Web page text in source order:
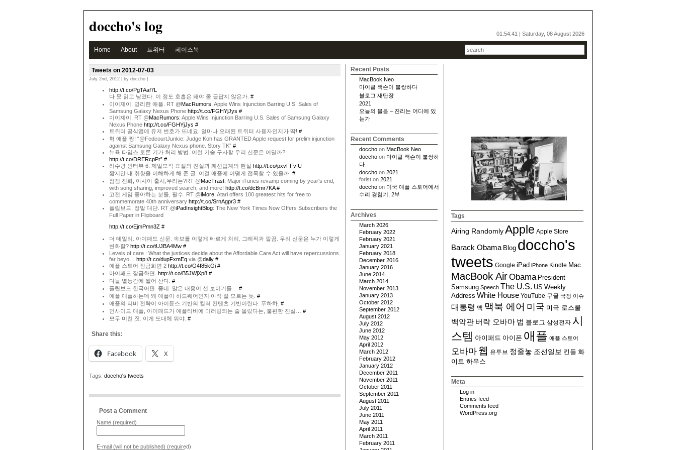
doccho's log 01:54:41 | Saturday, 08 August 2026
Home About 트위터 페이스북
Tweets on 2012-07-03
July 2nd, 2012 | by doccho |
http://t.co/PgTAaf7L
다 못 읽고 남겼다. 이 정도 호흡은 돼야 좀 글답지 않은가. #
이이제이. 영리한 애플. RT @MacRumors: Apple Wins Injunction Barring U.S. Sales of
Samsung Galaxy Nexus Phone http://t.co/FGHYjJys #
이이제이. RT @MacRumors: Apple Wins Injunction Barring U.S. Sales of Samsung Galaxy
Nexus Phone http://t.co/FGHYjJys #
트위터 공식앱에 유저 번호가 뜨네요. 얼마나 오래된 트위터 사용자인지가 딱! #
헉 애플 짱! “@FedcourtJunkie: Judge Koh has GRANTED Apple request for prelim injunction
against Samsung Galaxy Nexus phone. Story TK” #
뉴욕 타임스 토론 기가 처리 방법. 이런 기술 구사할 우리 신문은 어딜까?
http://t.co/DRERcpPr” #
리수령 인터뷰 6: 제일모직 표절의 진실과 패션업계의 현실 http://t.co/pxvFFvfU
짧지만 내 취향을 이해하게 해 준 글. 이걸 애플에 어떻게 접목할 수 있을까. #
점점 진화, 아시아 출시,우리는?RT @MacTrast: Major iTunes revamp coming by year's end,
with song sharing, improved search, and more! http://t.co/dcBmr7KA #
고전 게임 좋아하는 분들, 필수. RT @iMore: Atari offers 100 greatest hits for free to
commemorate 40th anniversary http://t.co/SrnAgpr3 #
플립보드, 정말 대단. RT @iPadInsightBlog: The New York Times Now Offers Subscribers the
Full Paper in Flipboard
http://t.co/EjmPmn3Z #
더 데일리. 아이패드 신문. 속보를 이렇게 빠르게 처리. 그래픽과 깔끔. 우리 신문은 누가 이렇게
변화할? http://t.co/tUJBA4Mw #
Levels of care : What the justices decide about the Affordable Care Act will have repercussions
far beyo… http://t.co/dupFxmEq via @daily #
애플 스토어 잠금화면 2 http://t.co/G4f85kGi #
아이패드 잠금화면. http://t.co/B5JWjXp8 #
다들 열등감에 쩔어 산다. #
플립보드 한국어판. 좋네. 많은 내용이 선 보이기를… #
애플 애플하는데 왜 애플이 하드웨어인지 아직 잘 모르는 듯. #
애플의 티비 전략이 아이튠스 기반의 킬러 컨텐츠 기반이란다. 푸하하. #
인사이드 애플, 아이패드가 애플티비에 미러링되는 줄 몰랐다는, 불편한 진실… #
모두 미친 짓. 이게 도대체 뭐야. #
Share this:
Facebook X
Tags: doccho's tweets
Post a Comment
Name (required)
E-mail (will not be published) (required)
Recent Posts
MacBook Neo
마이클 잭슨이 불쌍하다
블로그 새단장
2021
오늘의 물음 – 진리는 어디에 있
는가
Recent Comments
doccho on MacBook Neo
doccho on 마이클 잭슨이 불쌍하
다
doccho on 2021
forist on 2021
doccho on 미국 애플 스토어에서
수리 경험기, 2부
Archives
March 2026
February 2022
February 2021
January 2021
February 2018
December 2016
January 2016
June 2014
March 2014
November 2013
January 2013
October 2012
September 2012
August 2012
July 2012
June 2012
May 2012
April 2012
March 2012
February 2012
January 2012
December 2011
November 2011
October 2011
September 2011
August 2011
July 2011
June 2011
May 2011
April 2011
March 2011
February 2011
Tags
Airing RandomlyApple Apple Store
Barack Obama Blog doccho's
tweets Google iPad iPhone Kindle Mac
MacBook AirObama President
Samsung Speech The U.S. US Weekly
Address White House YouTube 구글 국정 이슈
대통령 맥 맥북 에어 미국 미국 로스쿨
백악관 버락 오바마 법 블로그 삼성전자 시
스템 아이패드 아이폰 애플 애플 스토어
오바마 웹 유투브 정줄놓 조선일보 킨들 화
이트 하우스
Meta
Log in
Entries feed
Comments feed
WordPress.org